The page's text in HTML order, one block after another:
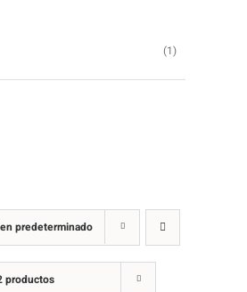
predeterminado
productos
(1)